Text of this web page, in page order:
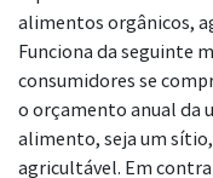
alimentos orgânicos,
Funciona da seguinte
consumidores se
o orçamento anual da
alimento, seja um
agricultável. Em